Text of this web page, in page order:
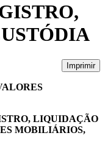
Imprimir
LIQUIDAÇÃO
MOBILIÁRIOS,